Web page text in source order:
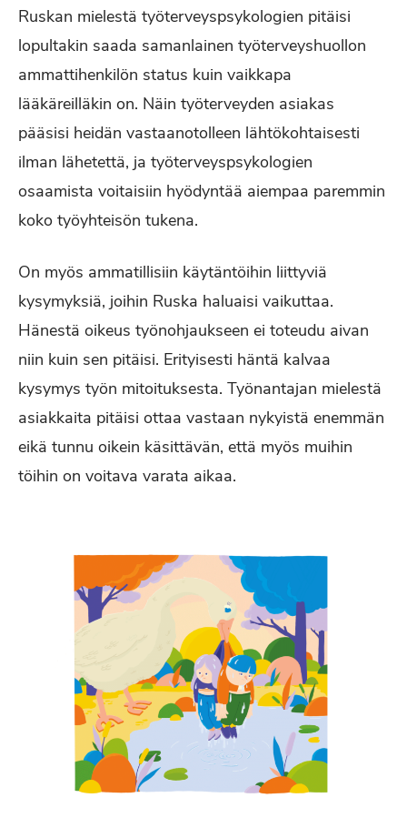
Ruskan mielestä työterveyspsykologien pitäisi
lopultakin saada samanlainen työterveyshuollon
ammattihenkilön status kuin vaikkapa
lääkäreilläkin on. Näin työterveyden asiakas
pääsisi heidän vastaanotolleen lähtökohtaisesti
ilman lähetettä, ja työterveyspsykologien
osaamista voitaisiin hyödyntää aiempaa paremmin
koko työyhteisön tukena.
On myös ammatillisiin käytäntöihin liittyviä
kysymyksiä, joihin Ruska haluaisi vaikuttaa.
Hänestä oikeus työnohjaukseen ei toteudu aivan
niin kuin sen pitäisi. Erityisesti häntä kalvaa
kysymys työn mitoituksesta. Työnantajan mielestä
asiakkaita pitäisi ottaa vastaan nykyistä enemmän
eikä tunnu oikein käsittävän, että myös muihin
töihin on voitava varata aikaa.